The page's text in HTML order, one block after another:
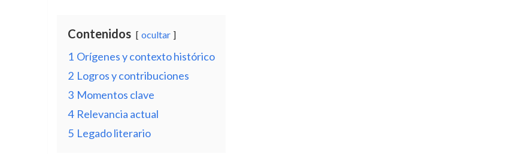
Contenidos ocultar
1 Orígenes y contexto histórico
2 Logros y contribuciones
3 Momentos clave
4 Relevancia actual
5 Legado literario